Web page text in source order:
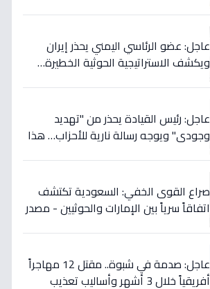
عاجل: عضو الرئاسي اليمني يحذر إيران
ويكشف الاستراتيجية الحوثية الخطيرة…
عاجل: رئيس القيادة يحذر من "تهديد
وجودي" ويوجه رسالة نارية للأحزاب… هذا
صراع القوى الخفي: السعودية تكتشف
اتفاقاً سرياً بين الإمارات والحوثيين - مصدر
عاجل: صدمة في شبوة.. مقتل 12 مهاجراً
أفريقياً خلال 3 أشهر وأساليب تعذيب